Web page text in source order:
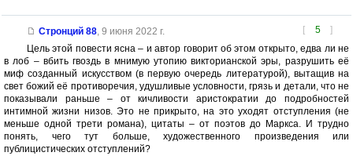
[ 5 ]
Стронций 88, 9 июня 2022 г.
Цель этой повести ясна – и автор говорит об этом открыто, едва ли не
в лоб – вбить гвоздь в мнимую утопию викторианской эры, разрушить её
миф созданный искусством (в первую очередь литературой), вытащив на
свет божий её противоречия, удушливые условности, грязь и детали, что не
показывали раньше – от кичливости аристократии до подробностей
интимной жизни низов. Это не прикрыто, на это уходят отступления (не
меньше одной трети романа), цитаты – от поэтов до Маркса. И трудно
понять, чего тут больше, художественного произведения или
публицистических отступлений?